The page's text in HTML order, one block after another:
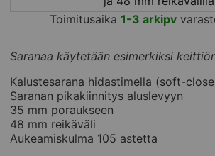
Saranaa käytetään esimerkiksi
Kalustesarana hidastimella (soft-
Saranan pikakiinnitys aluslevyyn
35 mm poraukseen
48 mm reikäväli
Aukeamiskulma 105 astetta
Toimitusaika 1-3 arkipv